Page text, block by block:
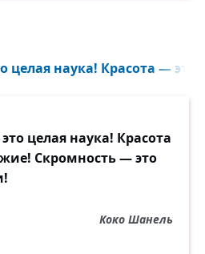
целая наука! Красота — это
целая наука! Красота
Скромность — это
Коко Шанель